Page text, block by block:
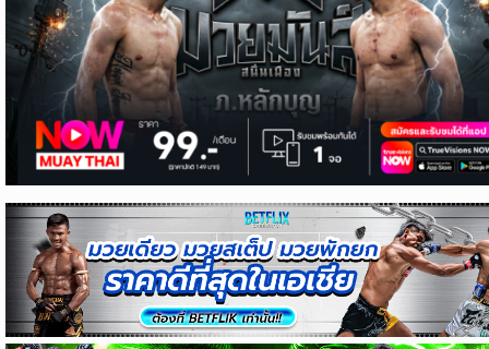
ต่าง
ประเทศ
NBA
ข่าว
NFL
คอ
ลัม
นิ
สต์